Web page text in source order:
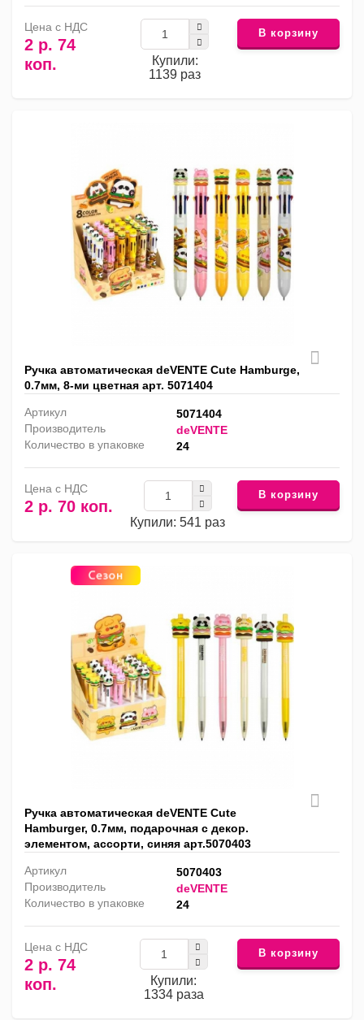
Цена с НДС
2 р. 74
коп.
Купили:
1139 раз
В корзину
Ручка автоматическая deVENTE Cute Hamburge,
0.7мм, 8-ми цветная арт. 5071404
Артикул
5071404
Производитель
deVENTE
Количество в упаковке
24
Цена с НДС
2 р. 70 коп.
Купили: 541 раз
В корзину
Ручка автоматическая deVENTE Cute
Hamburger, 0.7мм, подарочная с декор.
элементом, ассорти, синяя арт.5070403
Артикул
5070403
Производитель
deVENTE
Количество в упаковке
24
Цена с НДС
2 р. 74
коп.
Купили:
1334 раза
В корзину